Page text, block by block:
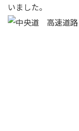
いました。